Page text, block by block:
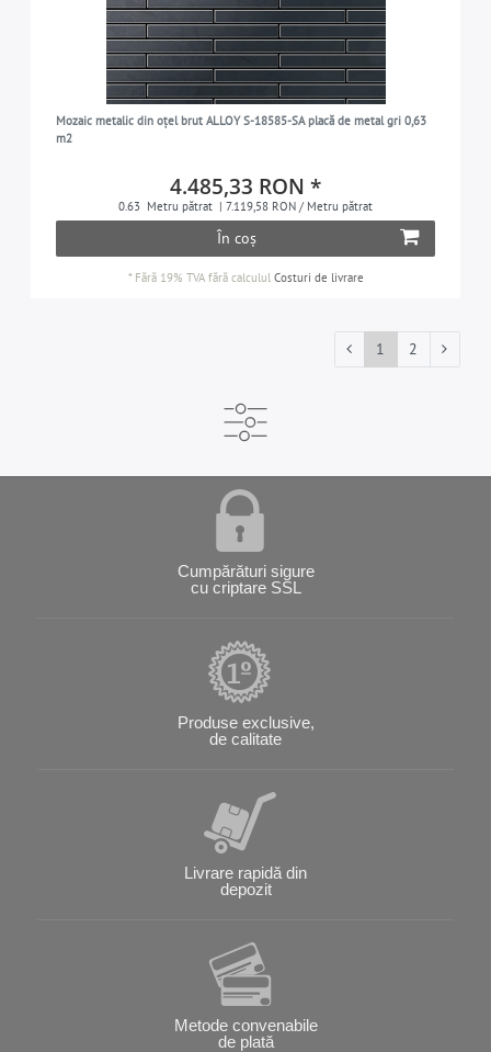
Mozaic metalic din oțel brut ALLOY S-18585-SA placă de metal gri 0,63
m2
4.485,33 RON *
0.63 Metru pătrat | 7.119,58 RON / Metru pătrat
În coș
* Fără 19% TVAfără calculul Costuri de livrare
1 2
Cumpărături sigure
cu criptare SSL
Produse exclusive,
de calitate
Livrare rapidă din
depozit
Metode convenabile
de plată